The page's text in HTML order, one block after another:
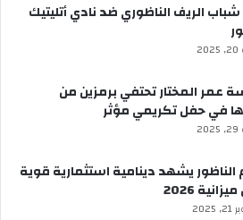
الريف الناظوري ضد نادي أتليتيك
عمر المختار تحتفي برمزين من
في حفل تكريمي مؤثر
الناظور يشهد دينامية استثمارية قوية
2026